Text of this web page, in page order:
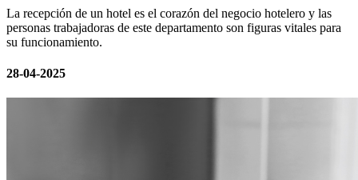
La recepción de un hotel es el corazón del negocio hotelero y las
personas trabajadoras de este departamento son figuras vitales para
su funcionamiento.
28-04-2025